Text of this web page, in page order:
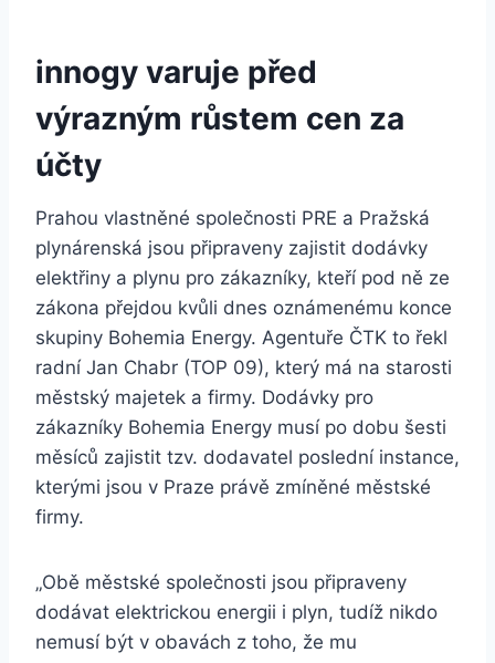
innogy varuje před
výrazným růstem cen za
účty
Prahou vlastněné společnosti PRE a Pražská
plynárenská jsou připraveny zajistit dodávky
elektřiny a plynu pro zákazníky, kteří pod ně ze
zákona přejdou kvůli dnes oznámenému konce
skupiny Bohemia Energy. Agentuře ČTK to řekl
radní Jan Chabr (TOP 09), který má na starosti
městský majetek a firmy. Dodávky pro
zákazníky Bohemia Energy musí po dobu šesti
měsíců zajistit tzv. dodavatel poslední instance,
kterými jsou v Praze právě zmíněné městské
firmy.
„Obě městské společnosti jsou připraveny
dodávat elektrickou energii i plyn, tudíž nikdo
nemusí být v obavách z toho, že mu